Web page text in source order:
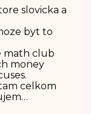
slovicka a
byt to
math club
money
celkom